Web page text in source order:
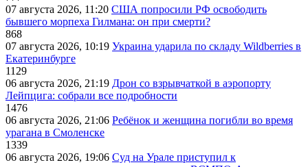
07 августа 2026, 11:20 США попросили РФ освободить
бывшего морпеха Гилмана: он при смерти?
868
07 августа 2026, 10:19 Украина ударила по складу Wildberries в
Екатеринбурге
1129
06 августа 2026, 21:19 Дрон со взрывчаткой в аэропорту
Лейпцига: собрали все подробности
1476
06 августа 2026, 21:06 Ребёнок и женщина погибли во время
урагана в Смоленске
1339
06 августа 2026, 19:06 Суд на Урале приступил к